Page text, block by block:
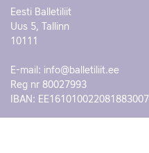
Eesti Balletiliit
Uus 5, Tallinn
10111
E-mail: info@balletiliit.ee
Reg nr 80027993
IBAN: EE161010022081883007